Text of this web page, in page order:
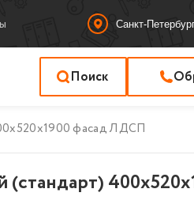
Санкт-
Поиск
фасад ЛДСП